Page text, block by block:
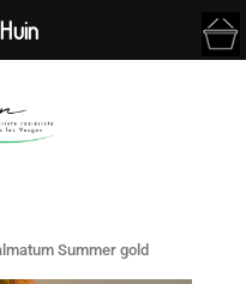
Summer gold